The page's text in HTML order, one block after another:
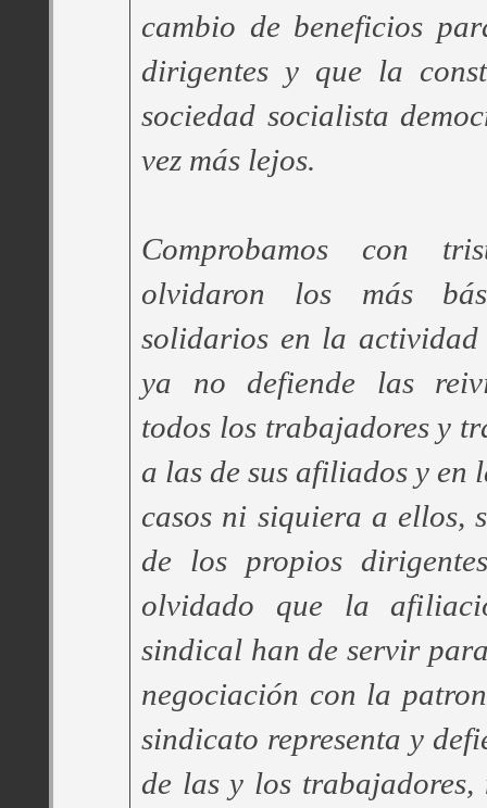
cambio de beneficios
dirigentes y que la
sociedad socialista
vez más lejos.
Comprobamos con
olvidaron los más
solidarios en la
ya no defiende las
todos los trabajadores y
a las de sus afiliados y en
casos ni siquiera a ellos,
de los propios
olvidado que la
sindical han de servir
negociación con la
sindicato representa y
de las y los